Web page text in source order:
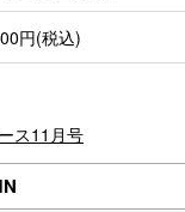
円(税込)
ス11月号